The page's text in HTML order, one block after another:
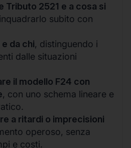
Tributo 2521 e a cosa si
subito con
da chi, distinguendo i
dalle situazioni
il modello F24 con
, con uno schema lineare e
a ritardi o imprecisioni
operoso, senza
e costi.